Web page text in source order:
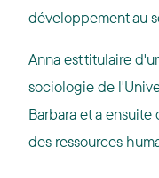
développement au
Anna est titulaire
sociologie de
Barbara et a
des ressources